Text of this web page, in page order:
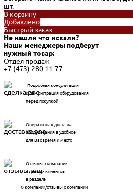
шт.
В корзину
Добавлено
Быстрый заказ
Не нашли что искали?
Наши менеджеры подберут
нужный товар:
Отдел продаж
+7 (473) 280-11-77
Подробная консультация
и демонстрация оборудования
перед покупкой
Оперативная доставка
оборудования в удобное
для Вас время и место
Отзывы о компании
от наших клиентов
в разделе
О компании/отзывы о компании